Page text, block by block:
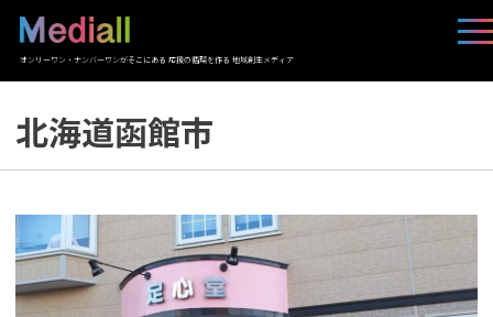
オンリーワン・ナンバーワンがそこにある 応援の循環を作る 地域創生メディア
北海道函館市